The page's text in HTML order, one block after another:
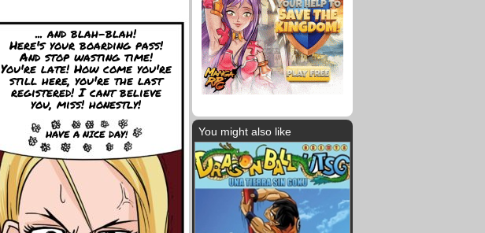
... and blah-blah!
Here's your boarding pass!
And stop wasting time!
You're late! How come you're
still here, you're the last
registered! I cant believe
you, miss! honestly!
HAVE A NICE DAY! You might also like